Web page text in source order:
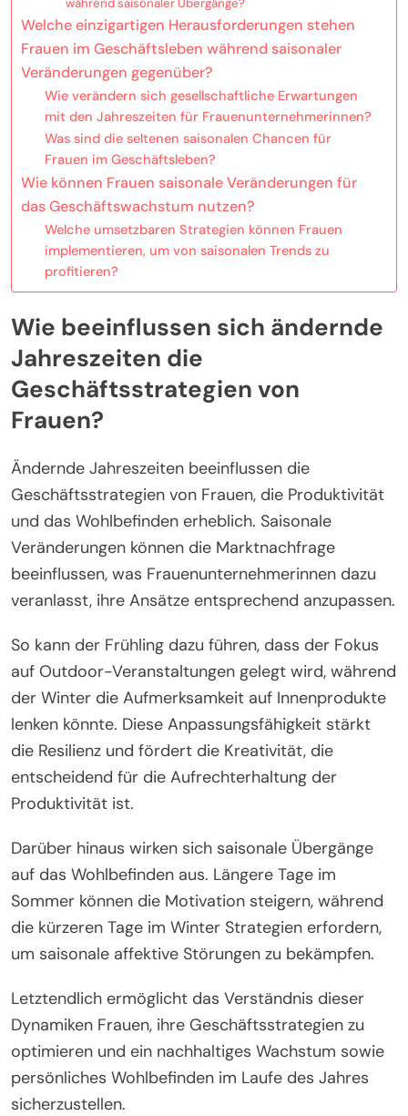
Welche einzigartigen Herausforderungen stehen
Frauen im Geschäftsleben während saisonaler
Veränderungen gegenüber?
Wie verändern sich gesellschaftliche Erwartungen
mit den Jahreszeiten für Frauenunternehmerinnen?
Was sind die seltenen saisonalen Chancen für
Frauen im Geschäftsleben?
Wie können Frauen saisonale Veränderungen für
das Geschäftswachstum nutzen?
Welche umsetzbaren Strategien können Frauen
implementieren, um von saisonalen Trends zu
profitieren?
Wie beeinflussen sich ändernde
Jahreszeiten die
Geschäftsstrategien von
Frauen?
Ändernde Jahreszeiten beeinflussen die
Geschäftsstrategien von Frauen, die Produktivität
und das Wohlbefinden erheblich. Saisonale
Veränderungen können die Marktnachfrage
beeinflussen, was Frauenunternehmerinnen dazu
veranlasst, ihre Ansätze entsprechend anzupassen.
So kann der Frühling dazu führen, dass der Fokus
auf Outdoor-Veranstaltungen gelegt wird, während
der Winter die Aufmerksamkeit auf Innenprodukte
lenken könnte. Diese Anpassungsfähigkeit stärkt
die Resilienz und fördert die Kreativität, die
entscheidend für die Aufrechterhaltung der
Produktivität ist.
Darüber hinaus wirken sich saisonale Übergänge
auf das Wohlbefinden aus. Längere Tage im
Sommer können die Motivation steigern, während
die kürzeren Tage im Winter Strategien erfordern,
um saisonale affektive Störungen zu bekämpfen.
Letztendlich ermöglicht das Verständnis dieser
Dynamiken Frauen, ihre Geschäftsstrategien zu
optimieren und ein nachhaltiges Wachstum sowie
persönliches Wohlbefinden im Laufe des Jahres
sicherzustellen.